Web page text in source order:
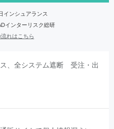
インシュアランス
ンターリスク総研
れはこちら
、全システム遮断 受注・出